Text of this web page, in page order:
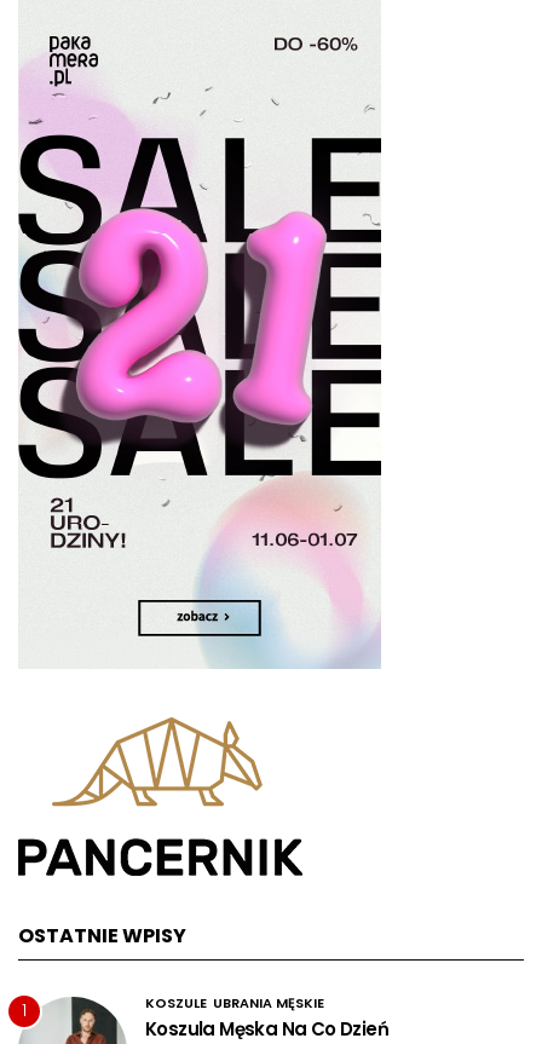
OSTATNIE WPISY
1 KOSZULE UBRANIA MĘSKIE
Koszula Męska Na Co Dzień